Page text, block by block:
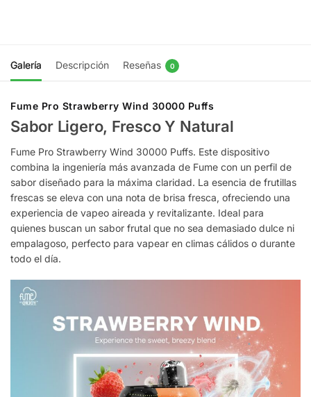
Galería Descripción Reseñas 0
Fume Pro Strawberry Wind 30000 Puffs
Sabor Ligero, Fresco Y Natural
Fume Pro Strawberry Wind 30000 Puffs. Este dispositivo
combina la ingeniería más avanzada de Fume con un perfil de
sabor diseñado para la máxima claridad. La esencia de frutillas
frescas se eleva con una nota de brisa fresca, ofreciendo una
experiencia de vapeo aireada y revitalizante. Ideal para
quienes buscan un sabor frutal que no sea demasiado dulce ni
empalagoso, perfecto para vapear en climas cálidos o durante
todo el día.